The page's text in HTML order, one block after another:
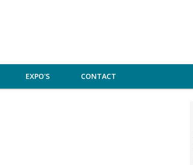
EXPO'S CONTACT